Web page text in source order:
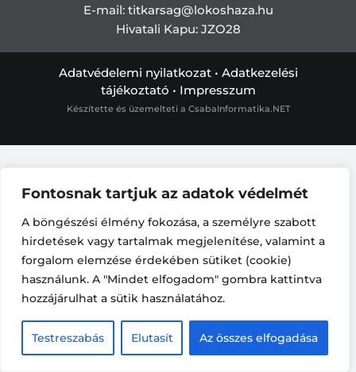
Fontosnak tartjuk az adatok védelmét
A böngészési élmény fokozása, a személyre szabott
hirdetések vagy tartalmak megjelenítése, valamint a
forgalom elemzése érdekében sütiket (cookie)
használunk. A "Mindet elfogadom" gombra kattintva
hozzájárulhat a sütik használatához.
Testreszabás Elutasít Az összes elfogadása
E-mail: titkarsag@lokoshaza.hu
Hivatali Kapu: JZO28
Adatvédelemi nyilatkozat• Adatkezelési
tájékoztató • Impresszum
Készítette és üzemelteti a CsabaInformatika.NET